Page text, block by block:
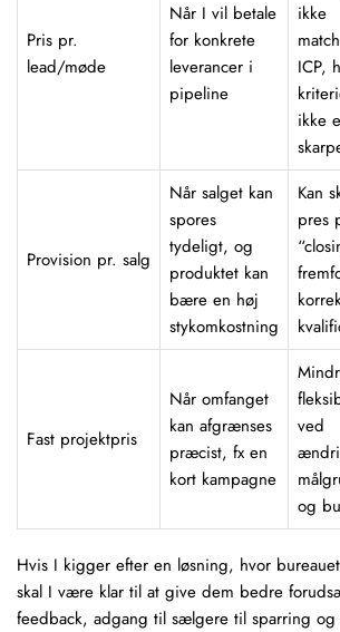
Pris pr.
lead/møde
Når I vil betale
for konkrete
leverancer i
pipeline
ikke
ICP,
ikke
Provision pr. salg
Når salget kan
spores
tydeligt, og
produktet kan
bære en høj
stykomkostning
Kan
pres
Fast projektpris
Når omfanget
kan afgrænses
præcist, fx en
kort kampagne
ved
og
Hvis I kigger efter en løsning, hvor
skal I være klar til at give dem bedre
feedback, adgang til sælgere til sparring